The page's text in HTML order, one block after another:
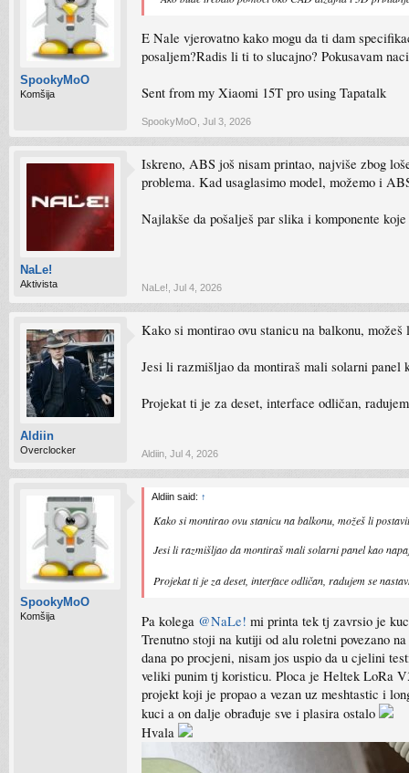
SpookyMoO
Komšija
E Nale vjerovatno kako mogu da ti dam
posaljem?Radis li ti to slucajno? Pokusavam
Sent from my Xiaomi 15T pro using Tapatalk
SpookyMoO Jul 3, 2026
NaLe!
Aktivista
Iskreno, ABS još nisam printao, najviše zbog
problema. Kad usaglasimo model, možemo i
Najlakše da pošalješ par slika i komponente
NaLe! Jul 4, 2026
Aldiin
Overclocker
Kako si montirao ovu stanicu na balkonu,
Jesi li razmišljao da montiraš mali solarni panel
Projekat ti je za deset, interface odličan,
Aldiin Jul 4, 2026
SpookyMoO
Komšija
Aldiin said: ↑
Kako si montirao ovu stanicu na balkonu, možeš li
Jesi li razmišljao da montiraš mali solarni panel kao
Projekat ti je za deset, interface odličan, radujem se
Pa kolega @NaLe! mi printa tek tj zavrsio je
Trenutno stoji na kutiji od alu roletni povezano
dana po procjeni, nisam jos uspio da u cjelini
veliki punim tj koristicu. Ploca je Heltek LoRa
projekt koji je propao a vezan uz meshtastic i
kuci a on dalje obrađuje sve i plasira ostalo
Hvala